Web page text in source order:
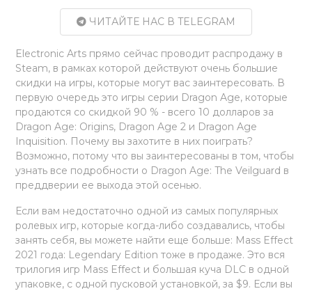
ЧИТАЙТЕ НАС В TELEGRAM
Electronic Arts прямо сейчас проводит распродажу в
Steam, в рамках которой действуют очень большие
скидки на игры, которые могут вас заинтересовать. В
первую очередь это игры серии Dragon Age, которые
продаются со скидкой 90 % - всего 10 долларов за
Dragon Age: Origins, Dragon Age 2 и Dragon Age
Inquisition. Почему вы захотите в них поиграть?
Возможно, потому что вы заинтересованы в том, чтобы
узнать все подробности о Dragon Age: The Veilguard в
преддверии ее выхода этой осенью.
Если вам недостаточно одной из самых популярных
ролевых игр, которые когда-либо создавались, чтобы
занять себя, вы можете найти еще больше: Mass Effect
2021 года: Legendary Edition тоже в продаже. Это вся
трилогия игр Mass Effect и большая куча DLC в одной
упаковке, с одной пусковой установкой, за $9. Если вы